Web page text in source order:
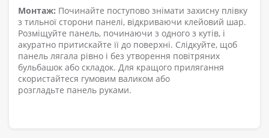
Монтаж: Починайте поступово знімати захисну плівку
з тильної сторони панелі, відкриваючи клейовий шар.
Розміщуйте панель, починаючи з одного з кутів, і
акуратно притискайте її до поверхні. Слідкуйте, щоб
панель лягала рівно і без утворення повітряних
бульбашок або складок. Для кращого прилягання
скористайтеся гумовим валиком або
розгладьте панель руками.